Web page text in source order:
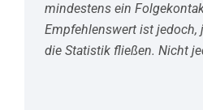
mindestens ein
Empfehlenswert ist jedoch,
die Statistik fließen. Nicht